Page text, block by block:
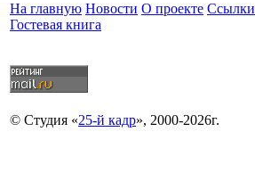
На главную Новости О проекте Ссылки
Гостевая книга
© Студия «25-й кадр», 2000-2026г.